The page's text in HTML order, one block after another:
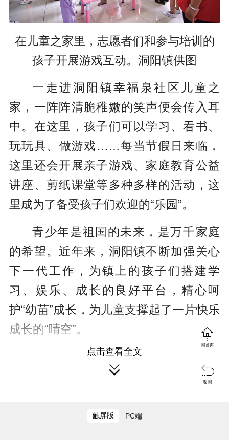
在儿童之家里，志愿者们和参与培训的
孩子开展游戏互动。洞阳镇供图
一走进洞阳镇幸福泉社区儿童之
家，一阵阵清脆稚嫩的笑声便会传入耳
中。在这里，孩子们可以学习、看书、
玩玩具、做游戏……每当节假日来临，
这里还会开展亲子游戏、家庭教育公益
讲座、剪纸课堂等多种多样的活动，这
里成为了备受孩子们欢迎的“乐园”。
青少年是祖国的未来，是万千家庭
的希望。近年来，洞阳镇不断加强关心
下一代工作，为镇上的孩子们搭建学
习、娱乐、成长的良好平台，精心呵
护“幼苗”成长，为儿童支撑起了一片快乐
成长的“晴空”。
助力家长孩子共同成长
点击查看全文

触屏版 PC端

回首页

返 回